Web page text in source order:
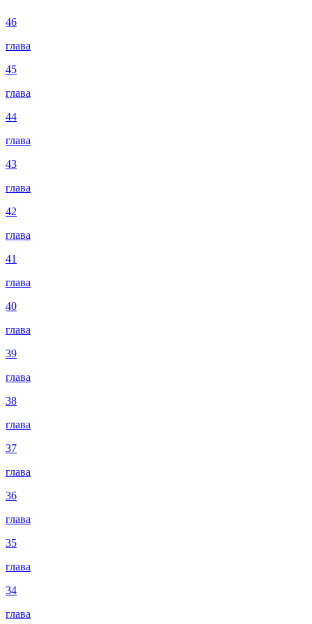
46
глава
45
глава
44
глава
43
глава
42
глава
41
глава
40
глава
39
глава
38
глава
37
глава
36
глава
35
глава
34
глава